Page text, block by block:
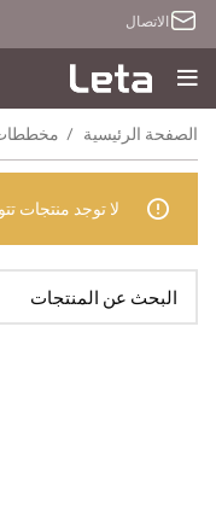
الاتصال
الصفحة الرئيسية مخططات
لا توجد منتجات